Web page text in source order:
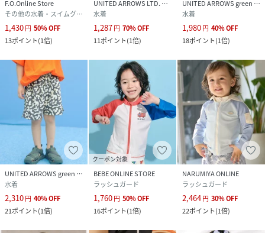
F.O.Online Store
その他の水着・スイムグッズ
1,430円 50%OFF
13ポイント(1倍)
UNITED ARROWS LTD. OUTLET
水着
1,287円 70%OFF
11ポイント(1倍)
UNITED ARROWS green label relaxing
水着
1,980円 40%OFF
18ポイント(1倍)
UNITED ARROWS green label relaxing
水着
2,310円 40%OFF
21ポイント(1倍)
クーポン対象
BEBE ONLINE STORE
ラッシュガード
1,760円 50%OFF
16ポイント(1倍)
NARUMIYA ONLINE
ラッシュガード
2,464円 30%OFF
22ポイント(1倍)